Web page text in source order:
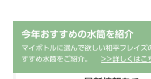
和平フレイズをフ
今年おすすめの水筒を紹介
マイボトルに選んで欲しい和平フレイズ
すすめ水筒をご紹介。
>>詳しくはこ